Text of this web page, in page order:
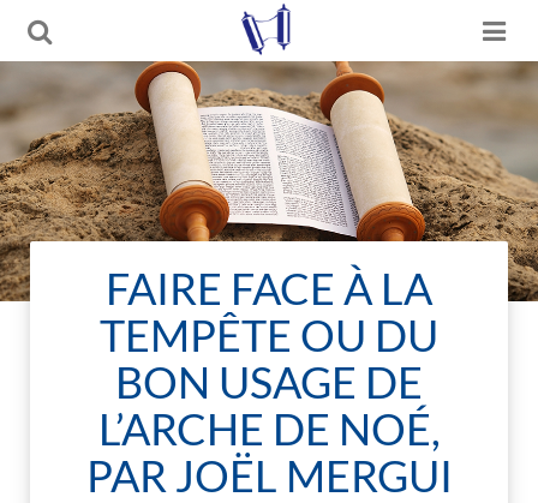
FAIRE FACE À LA
TEMPÊTE OU DU
BON USAGE DE
L’ARCHE DE NOÉ,
PAR JOËL MERGUI